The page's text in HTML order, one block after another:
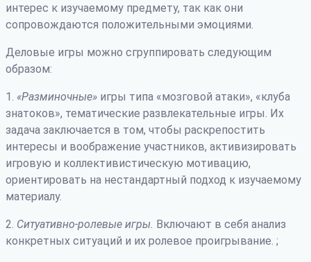
интерес к изучаемому предмету, так как они
сопровождаются положительными эмоциями.
Деловые игры можно сгруппировать следующим
образом:
1. «Разминочные» игры типа «мозговой атаки», «клуба
знатоков», тематические развлекательные игры. Их
задача заключается в том, чтобы раскрепостить
интересы и воображение участников, активизировать
игровую и коллективистическую мотивацию,
ориентировать на нестандартный подход к изучаемому
материалу.
2. Ситуативно-ролевые игры. Включают в себя анализ
конкретных ситуаций и их ролевое проигрывание. ;